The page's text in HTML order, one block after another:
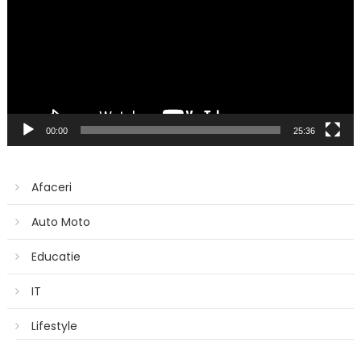
00:00 25:36
Afaceri
Auto Moto
Educatie
IT
Lifestyle